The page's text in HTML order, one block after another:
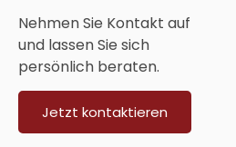
Nehmen Sie Kontakt auf
und lassen Sie sich
persönlich beraten.
Jetzt kontaktieren